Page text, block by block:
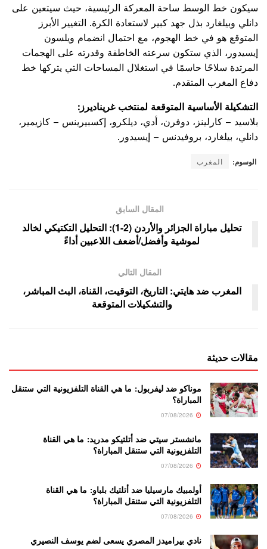
سيكون خط الوسط ساحة المعركة الرئيسية، حيث سيتعين على
دانلي وبيلغارد بذل جهد كبير لاستعادة الكرة. التغيير الأبرز
المتوقع هو في خط الهجوم، مع احتمال انضمام ويلسون
إيسيدور، الذي ستكون سرعته الخاطفة وقدرته على الهجمات
المرتدة سلاحًا حاسمًا في استغلال المساحات التي يتركها خط
دفاع المغرب المتقدم.
التشكيلة الأساسية المتوقعة لمنتخب غريناديرز:
بلاسيد – كارلينز، دوفرن، أدي، ديلكرو، إكسبيرينس – كازيمير،
دانلي، بيلغارد، بروفيدنس – إيسيدور.
الوسوم: المغرب
المقال السابق
تحليل مباراة الجزائر والأردن (2-1): التحليل التكتيكي لخالد
لموشية وأفضل/أضعف اللاعبين أداءً
المقال التالي
المغرب ضد هايتي: التاريخ، التوقيت، القناة، البث المباشر،
والتشكيلات المتوقعة
مقالات حديثة
موناكو ضد ليفربول: ما هي القناة التلفزيونية التي ستنقل
المباراة؟
مانشستر سيتي ضد أتلتيكو مدريد: ما هي القناة
التلفزيونية التي ستنقل المباراة؟
أولمبيك مارسيليا ضد أتلتيك بلباو: ما هي القناة
التلفزيونية التي ستنقل المباراة؟
نادي بيراميدز المصري يسعى لضم يوسف النصيري